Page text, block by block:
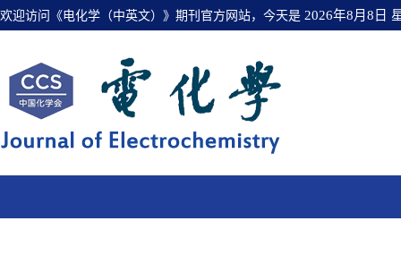
欢迎访问《电化学（中英文）》期刊官方网站，今天是 2026年8月8日